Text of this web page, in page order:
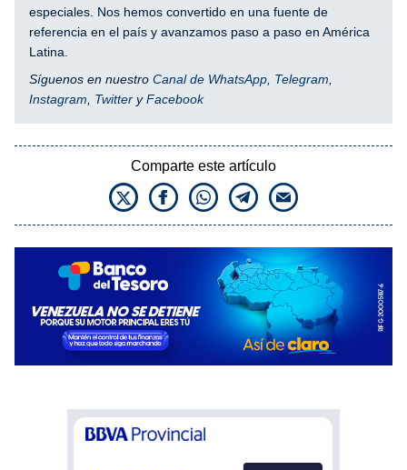
especiales. Nos hemos convertido en una fuente de
referencia en el país y avanzamos paso a paso en América
Latina.
Síguenos en nuestro Canal de WhatsApp Telegram
Instagram
Twitter yFacebook
Comparte este artículo